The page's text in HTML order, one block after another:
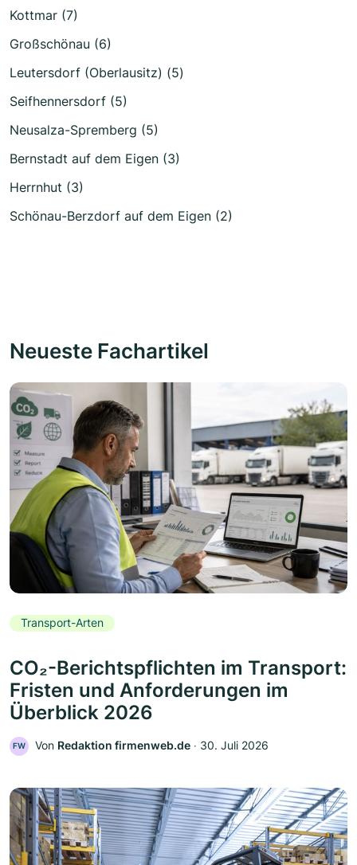
Kottmar (7)
Großschönau (6)
Leutersdorf (Oberlausitz) (5)
Seifhennersdorf (5)
Neusalza-Spremberg (5)
Bernstadt auf dem Eigen (3)
Herrnhut (3)
Schönau-Berzdorf auf dem Eigen (2)
Neueste Fachartikel
Transport-Arten
CO₂-Berichtspflichten im Transport:
Fristen und Anforderungen im
Überblick 2026
FW Von Redaktion firmenweb.de ‧ 30. Juli 2026